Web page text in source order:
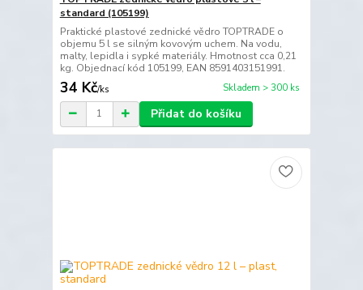
standard (105199)
Praktické plastové zednické vědro TOPTRADE o
objemu 5 l se silným kovovým uchem. Na vodu,
malty, lepidla i sypké materiály. Hmotnost cca 0,21
kg. Objednací kód 105199, EAN 8591403151991.
34 Kč/ks Skladem > 300 ks
Přidat do košíku